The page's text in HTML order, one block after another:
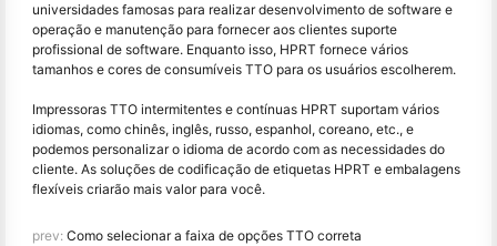
universidades famosas para realizar desenvolvimento de software e
operação e manutenção para fornecer aos clientes suporte
profissional de software. Enquanto isso, HPRT fornece vários
tamanhos e cores de consumíveis TTO para os usuários escolherem.
Impressoras TTO intermitentes e contínuas HPRT suportam vários
idiomas, como chinês, inglês, russo, espanhol, coreano, etc., e
podemos personalizar o idioma de acordo com as necessidades do
cliente. As soluções de codificação de etiquetas HPRT e embalagens
flexíveis criarão mais valor para você.
prev: Como selecionar a faixa de opções TTO correta